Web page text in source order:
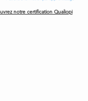
notre certification Qualiopi